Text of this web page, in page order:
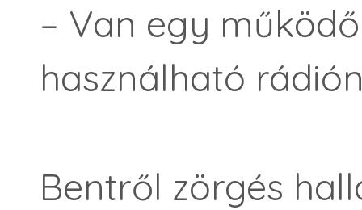
– Van egy
használható
Bentről zörgés